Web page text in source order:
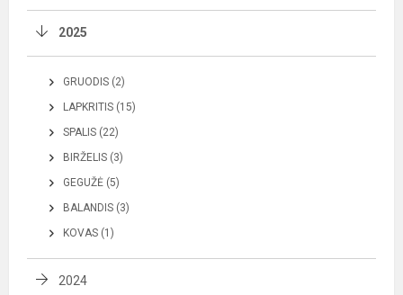
2025
GRUODIS (2)
LAPKRITIS (15)
SPALIS (22)
BIRŽELIS (3)
GEGUŽĖ (5)
BALANDIS (3)
KOVAS (1)
2024